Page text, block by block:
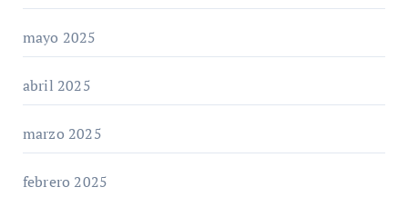
mayo 2025
abril 2025
marzo 2025
febrero 2025